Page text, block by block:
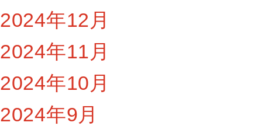
2024年12月
2024年11月
2024年10月
2024年9月